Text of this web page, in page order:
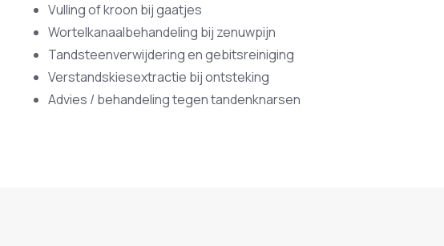
Vulling of kroon bij gaatjes
Wortelkanaalbehandeling bij zenuwpijn
Tandsteenverwijdering en gebitsreiniging
Verstandskiesextractie bij ontsteking
Advies / behandeling tegen tandenknarsen